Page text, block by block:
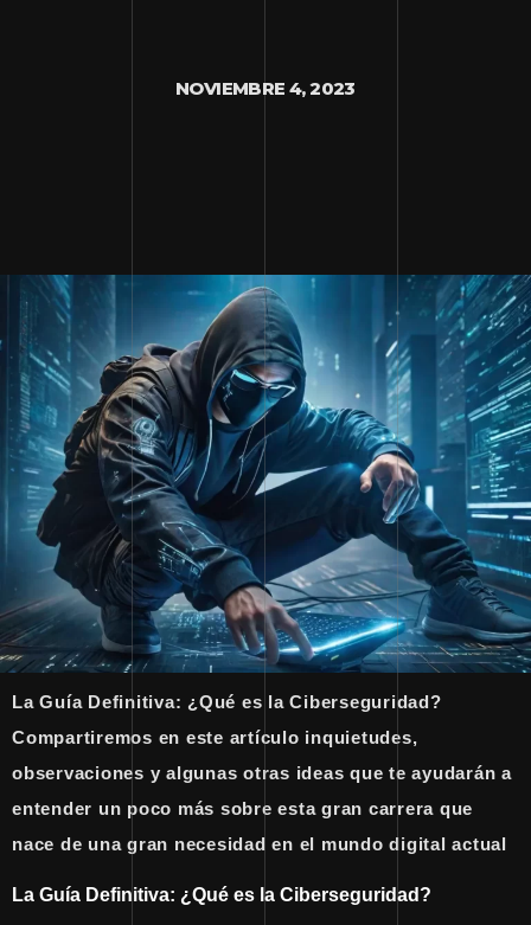
NOVIEMBRE 4, 2023
La Guía Definitiva: ¿Qué es la Ciberseguridad?
Compartiremos en este artículo inquietudes,
observaciones y algunas otras ideas que te ayudarán a
entender un poco más sobre esta gran carrera que
nace de una gran necesidad en el mundo digital actual
La Guía Definitiva: ¿Qué es la Ciberseguridad?